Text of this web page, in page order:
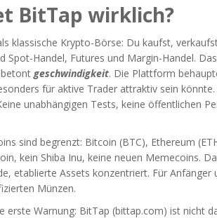
BitTap wirklich?
klassische Krypto-Börse: Du kaufst,
Spot-Handel, Futures und Margin-Handel.
geschwindigkeit. Die Plattform
für aktive Trader attraktiv sein
unabhängigen Tests, keine öffentlichen
sind begrenzt: Bitcoin (BTC), Ethereum
kein Shiba Inu, keine neuen Memecoins.
etablierte Assets konzentriert. Für
Münzen.
erste Warnung: BitTap (bittap.com) ist nicht